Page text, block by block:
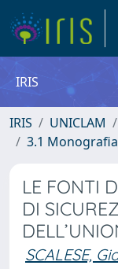
IRIS
IRIS UNICLAM
3.1
LE FONTI
DI
SCALESE,